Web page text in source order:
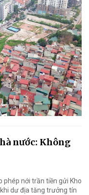
nước: Không
phép nới trần tiền gửi Kho
dư địa tăng trưởng tín